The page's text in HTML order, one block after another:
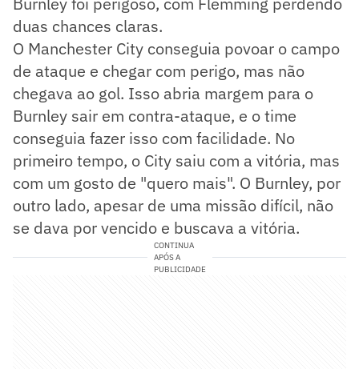
duas chances claras.
O Manchester City conseguia povoar o campo
de ataque e chegar com perigo, mas não
chegava ao gol. Isso abria margem para o
Burnley sair em contra-ataque, e o time
conseguia fazer isso com facilidade. No
primeiro tempo, o City saiu com a vitória, mas
com um gosto de "quero mais". O Burnley, por
outro lado, apesar de uma missão difícil, não
se dava por vencido e buscava a vitória.
CONTINUA
APÓS A
PUBLICIDADE